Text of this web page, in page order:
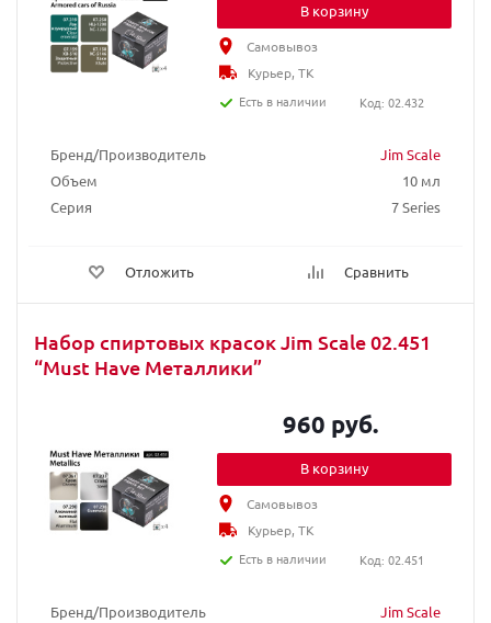
Бренд/Производитель
Jim Scale
Объем
10 мл
Серия
7 Series
Отложить Сравнить
В корзину
Самовывоз
Курьер, ТК
Есть в наличии
Код: 02.432
Набор спиртовых красок Jim Scale 02.451
“Must Have Металлики”
Бренд/Производитель
Jim Scale
960 руб.
В корзину
Самовывоз
Курьер, ТК
Есть в наличии
Код: 02.451